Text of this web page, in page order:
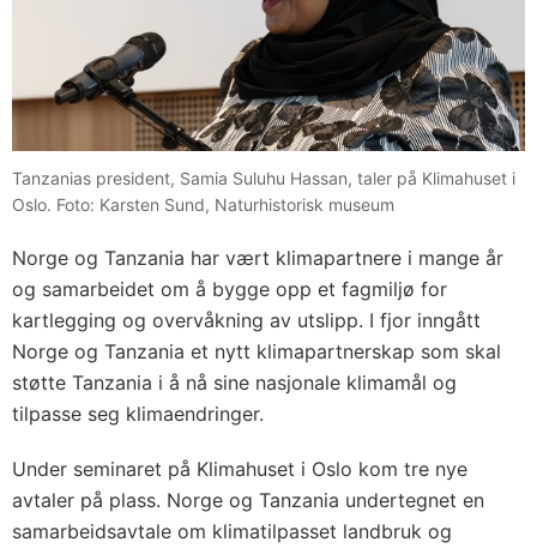
Tanzanias president, Samia Suluhu Hassan, taler på Klimahuset i
Oslo. Foto: Karsten Sund, Naturhistorisk museum
Norge og Tanzania har vært klimapartnere i mange år
og samarbeidet om å bygge opp et fagmiljø for
kartlegging og overvåkning av utslipp. I fjor inngått
Norge og Tanzania et nytt klimapartnerskap som skal
støtte Tanzania i å nå sine nasjonale klimamål og
tilpasse seg klimaendringer.
Under seminaret på Klimahuset i Oslo kom tre nye
avtaler på plass. Norge og Tanzania undertegnet en
samarbeidsavtale om klimatilpasset landbruk og